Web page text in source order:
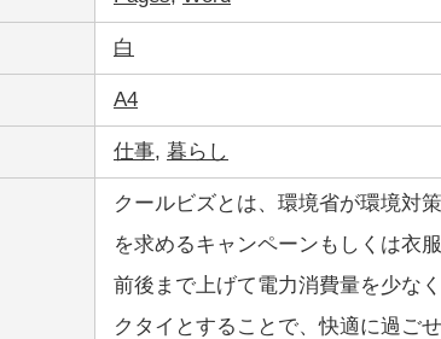
白
A4
仕事, 暮らし
クールビズとは、環境省が環境対
を求めるキャンペーンもしくは衣
前後まで上げて電力消費量を少な
クタイとすることで、快適に過ご